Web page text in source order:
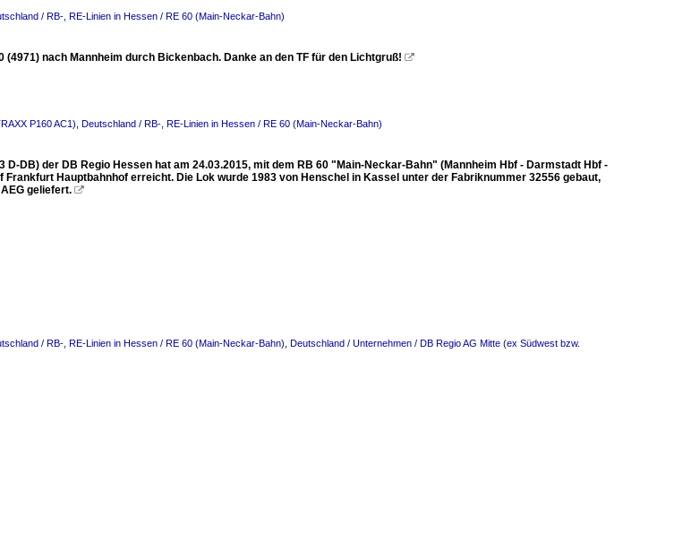
/ RB-, RE-Linien in Hessen / RE 60 (Main-Neckar-Bahn)
(4971) nach Mannheim durch Bickenbach. Danke an den TF für den Lichtgruß! 
P160 AC1) Deutschland / RB-, RE-Linien in Hessen / RE 60 (Main-Neckar-Bahn)
3 D-DB) der DB Regio Hessen hat am 24.03.2015, mit dem RB 60 "Main-Neckar-Bahn" (Mannheim Hbf - Darmstadt Hbf -
Frankfurt Hauptbahnhof erreicht. Die Lok wurde 1983 von Henschel in Kassel unter der Fabriknummer 32556 gebaut,
geliefert. 
/ RB-, RE-Linien in Hessen / RE 60 (Main-Neckar-Bahn) Deutschland / Unternehmen / DB Regio AG Mitte (ex Südwest bzw.